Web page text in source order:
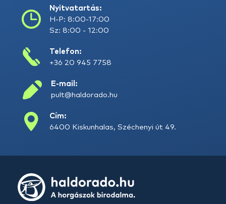
Nyitvatartás:
H-P: 8:00-17:00
Sz: 8:00 - 12:00
Telefon:
+36 20 945 7758
E-mail:
pult@haldorado.hu
Cím:
6400 Kiskunhalas, Széchenyi út 49.